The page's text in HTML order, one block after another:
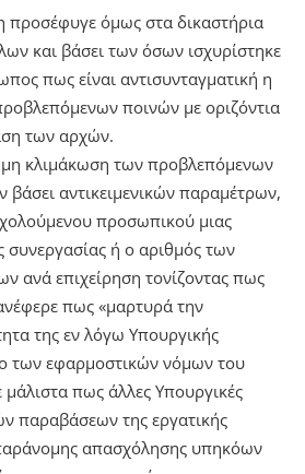
προσέφυγε όμως στα δικαστήρια
και βάσει των όσων ισχυρίστηκε
πως είναι αντισυνταγματική η
ποινών με οριζόντια
των αρχών.
κλιμάκωση των προβλεπόμενων
αντικειμενικών παραμέτρων,
προσωπικού μιας
συνεργασίας ή ο αριθμός των
ανά επιχείρηση τονίζοντας πως
πως «μαρτυρά την
της εν λόγω Υπουργικής
των εφαρμοστικών νόμων του
πως άλλες Υπουργικές
παραβάσεων της εργατικής
απασχόλησης υπηκόων